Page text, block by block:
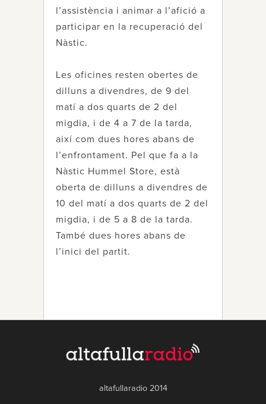
l’assistència i animar a l’afició a
participar en la recuperació del
Nàstic.
Les oficines resten obertes de
dilluns a divendres, de 9 del
matí a dos quarts de 2 del
migdia, i de 4 a 7 de la tarda,
així com dues hores abans de
l’enfrontament. Pel que fa a la
Nàstic Hummel Store, està
oberta de dilluns a divendres de
10 del matí a dos quarts de 2 del
migdia, i de 5 a 8 de la tarda.
També dues hores abans de
l’inici del partit.
altafullaradio 2014